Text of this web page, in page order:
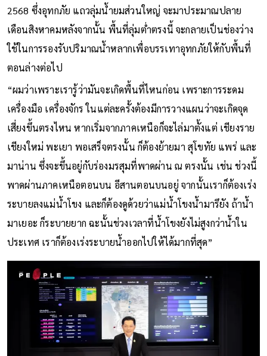
ปลูกข้าวเต็มพื้นที่แล้ว คาดว่าจะเก็บเกี่ยวได้ก่อนวันที่ 15 สิงหาคม
2568 ซึ่งอุทกภัย แถวลุ่มน้ํายมส่วนใหญ่ จะมาประมาณปลาย
เดือนสิงหาคมหลังจากนั้น พื้นที่ลุ่มต่ําตรงนี้ จะกลายเป็นช่องว่าง
ใช้ในการรองรับปริมาณน้ำหลากเพื่อบรรเทาอุทกภัยให้กับพื้นที่
ตอนล่างต่อไป
“ผมว่าเพราะเรารู้ว่ามันจะเกิดพื้นที่ไหนก่อน เพราะการระดม
เครื่องมือ เครื่องจักร ในแต่ละครั้งต้องมีการวางแผนว่าจะเกิดจุด
เสี่ยงขึ้นตรงไหน หากเริ่มจากภาคเหนือก็จะไล่มาตั้งแต่ เชียงราย
เชียงใหม่ พะเยา พอเสร็จตรงนั้น ก็ต้องย้ายมา สุโขทัย แพร่ และ
มาน่าน ซึ่งจะขึ้นอยู่กับร่องมรสุมที่พาดผ่าน ณ ตรงนั้น เช่น ช่วงนี้
พาดผ่านภาคเหนือตอนบน อีสานตอนบนอยู่ จากนั้นเราก็ต้องเร่ง
ระบายลงแม่น้ำโขง และก็ต้องดูด้วยว่าแม่น้ำโขงน้ำมารึยัง ถ้าน้ำ
มาเยอะ ก็ระบายยาก ฉะนั้นช่วงเวลาที่น้ำโขงยังไม่สูงกว่าน้ำใน
ประเทศ เราก็ต้องเร่งระบายน้ำออกไปให้ได้มากที่สุด”